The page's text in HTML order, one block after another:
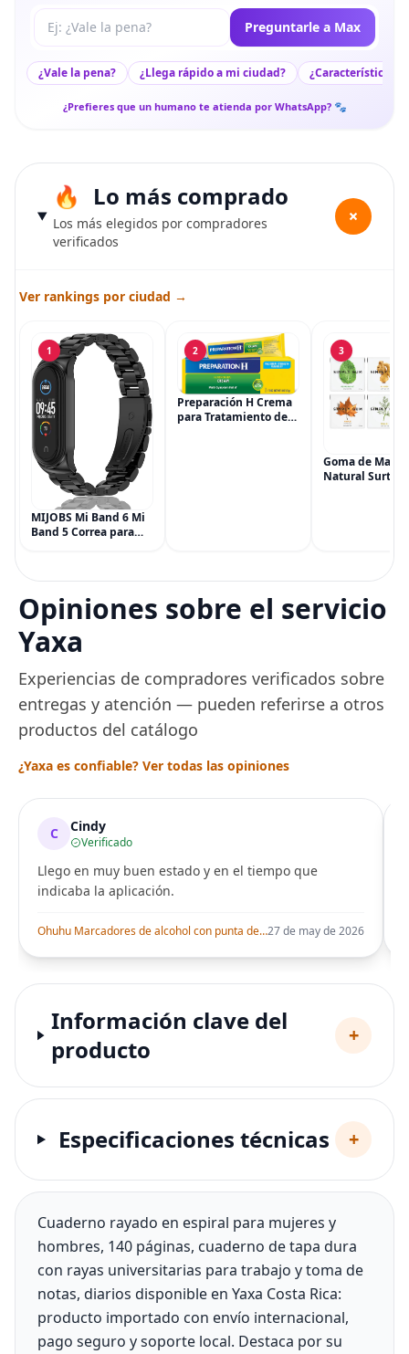
Tu pregunta a Max Preguntarle a Max
¿Vale la pena? ¿Llega rápido a mi ciudad? ¿Características
¿Prefieres que un humano te atienda por WhatsApp? 🐾
Lo más comprado
Los más elegidos por compradores
verificados
+
Ver rankings por ciudad →
1
MIJOBS Mi Band 6 Mi
Band 5 Correa para
de metal para Mi
Smart Band 6
2
Preparación H Crema
para Tratamiento de
3
Goma de
Natural
Opiniones sobre el servicio
Yaxa
Experiencias de compradores verificados sobre
entregas y atención — pueden referirse a otros
productos del catálogo
¿Yaxa es confiable? Ver todas las opiniones
C Cindy
Verificado
Llego en muy buen estado y en el tiempo que
indicaba la aplicación.
Ohuhu Marcadores de alcohol con punta de pincel – Juego de marcadores artísticos de doble punta con certificación AP para artistas adultos27 de may de 2026
Información clave del
producto
+
Especificaciones técnicas +
Cuaderno rayado en espiral para mujeres y
hombres, 140 páginas, cuaderno de tapa dura
con rayas universitarias para trabajo y toma de
notas, diarios disponible en Yaxa Costa Rica:
producto importado con envío internacional,
pago seguro y soporte local. Destaca por su